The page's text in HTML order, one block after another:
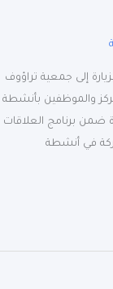
اليوم الأحد 17/03/2024 م بزيارة إلى جمعية تراؤوف
والموظفين بأنشطة
برنامج العلاقات
في أنشطة